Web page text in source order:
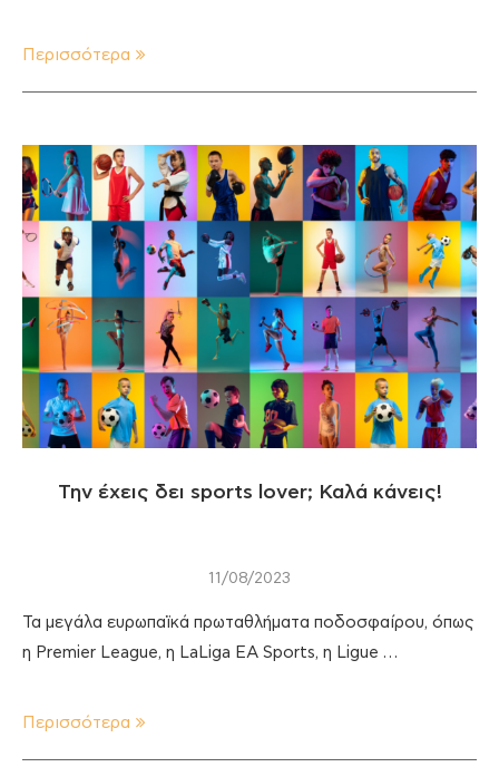
Περισσότερα
Την έχεις δει sports lover; Καλά κάνεις!
11/08/2023
Τα μεγάλα ευρωπαϊκά πρωταθλήματα ποδοσφαίρου, όπως
η Premier League, η LaLiga EA Sports, η Ligue …
Περισσότερα